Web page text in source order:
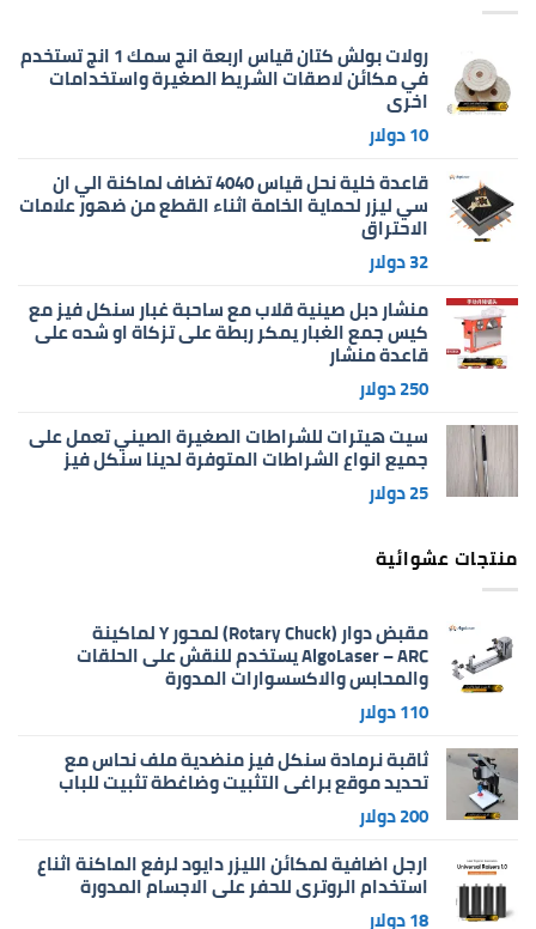
رولات بولش كتان قياس اربعة انج سمك 1 انج تستخدم
في مكائن لاصقات الشريط الصغيرة واستخدامات
اخرى
10دولار
قاعدة خلية نحل قياس 4040 تضاف لماكنة الي ان
سي ليزر لحماية الخامة اثناء القطع من ضهور علامات
الاحتراق
32دولار
منشار دبل صينية قلاب مع ساحبة غبار سنكل فيز مع
كيس جمع الغبار يمكر ربطة على تزكاة او شده على
قاعدة منشار
250دولار
سيت هيترات للشراطات الصغيرة الصيني تعمل على
جميع انواع الشراطات المتوفرة لدينا سنكل فيز
25دولار
منتجات عشوائية
مقبض دوار (Rotary Chuck) لمحور Y لماكينة
AlgoLaser – ARC يستخدم للنقش على الحلقات
والمحابس والاكسسوارات المدورة
110دولار
ثاقبة نرمادة سنكل فيز منضدية ملف نحاس مع
تحديد موقع براغي التثبيت وضاغطة تثبيت للباب
200دولار
ارجل اضافية لمكائن الليزر دايود لرفع الماكنة اثناع
استخدام الروتري للحفر على الاجسام المدورة
18دولار